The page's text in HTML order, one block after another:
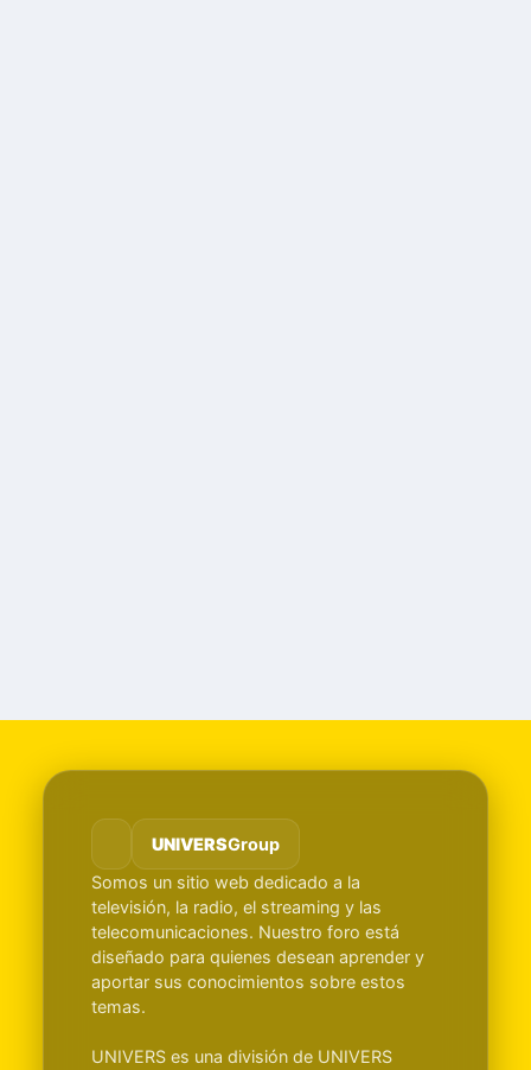
UNIVERSGroup
Somos un sitio web dedicado a la
televisión, la radio, el streaming y las
telecomunicaciones. Nuestro foro está
diseñado para quienes desean aprender y
aportar sus conocimientos sobre estos
temas.
UNIVERS es una división de UNIVERS